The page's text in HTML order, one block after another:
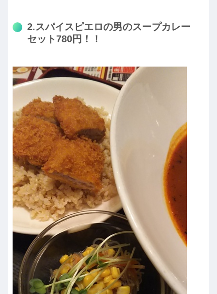
2.スパイスピエロの男のスープカレー
セット780円！！